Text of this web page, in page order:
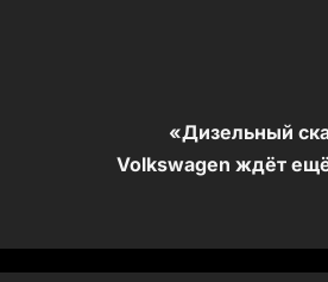
«Дизельный
Volkswagen ждёт